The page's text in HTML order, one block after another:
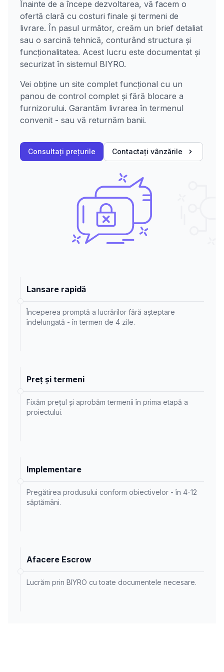
Înainte de a începe dezvoltarea, vă facem o
ofertă clară cu costuri finale și termeni de
livrare. În pasul următor, creăm un brief detaliat
sau o sarcină tehnică, conturând structura și
funcționalitatea. Acest lucru este documentat și
securizat în sistemul BIYRO.
Vei obține un site complet funcțional cu un
panou de control complet și fără blocare a
furnizorului. Garantăm livrarea în termenul
convenit - sau vă returnăm banii.
Consultați prețurile Contactați vânzările
Lansare rapidă
Începerea promptă a lucrărilor fără așteptare
îndelungată - în termen de 4 zile.
Preț și termeni
Fixăm prețul și aprobăm termenii în prima etapă a
proiectului.
Implementare
Pregătirea produsului conform obiectivelor - în 4-12
săptămâni.
Afacere Escrow
Lucrăm prin BIYRO cu toate documentele necesare.